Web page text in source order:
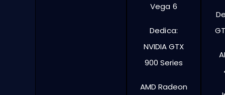
Vega 6
Dedica:
NVIDIA GTX
900 Series
AMD Radeon